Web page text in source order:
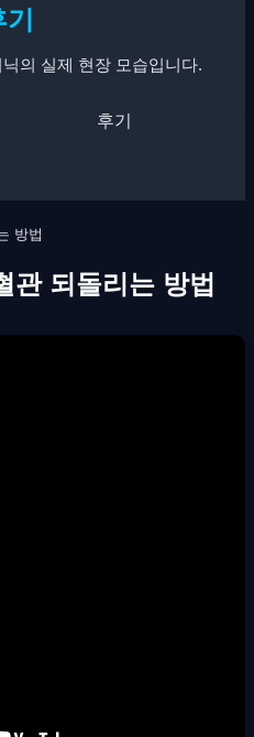
의 실제 현장 모습입니다.
방법
관 되돌리는 방법